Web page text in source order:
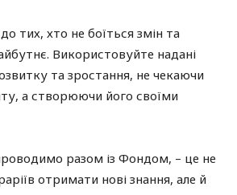
тих, хто не боїться змін та
Використовуйте надані
та зростання, не чекаючи
а створюючи його своїми
разом із Фондом, – це не
отримати нові знання, але й